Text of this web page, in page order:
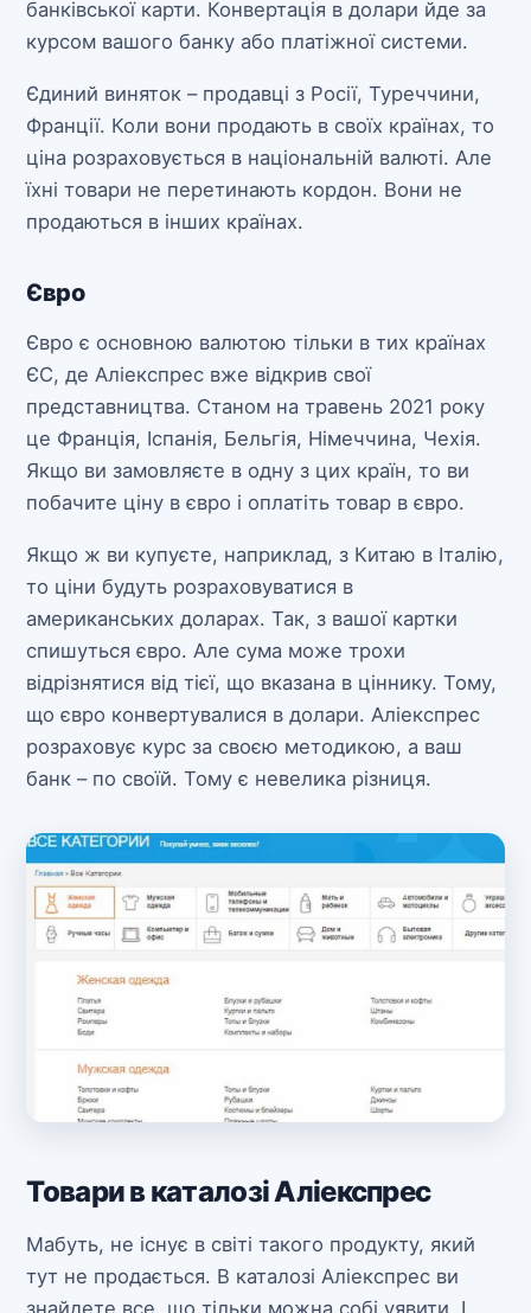
банківської карти. Конвертація в долари йде за
курсом вашого банку або платіжної системи.
Єдиний виняток – продавці з Росії, Туреччини,
Франції. Коли вони продають в своїх країнах, то
ціна розраховується в національній валюті. Але
їхні товари не перетинають кордон. Вони не
продаються в інших країнах.
Євро
Євро є основною валютою тільки в тих країнах
ЄС, де Аліекспрес вже відкрив свої
представництва. Станом на травень 2021 року
це Франція, Іспанія, Бельгія, Німеччина, Чехія.
Якщо ви замовляєте в одну з цих країн, то ви
побачите ціну в євро і оплатіть товар в євро.
Якщо ж ви купуєте, наприклад, з Китаю в Італію,
то ціни будуть розраховуватися в
американських доларах. Так, з вашої картки
спишуться євро. Але сума може трохи
відрізнятися від тієї, що вказана в ціннику. Тому,
що євро конвертувалися в долари. Аліекспрес
розраховує курс за своєю методикою, а ваш
банк – по своїй. Тому є невелика різниця.
Товари в каталозі Аліекспрес
Мабуть, не існує в світі такого продукту, який
тут не продається. В каталозі Аліекспрес ви
знайдете все, що тільки можна собі уявити. І